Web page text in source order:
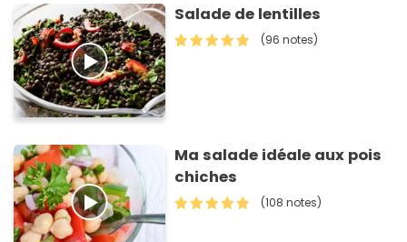
Salade de lentilles
(96 notes)
Ma salade idéale aux pois
chiches
(108 notes)